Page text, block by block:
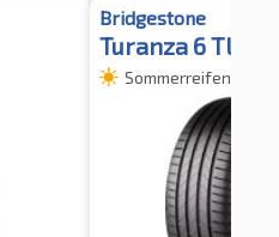
Bridgestone
Turanza 6 TL
Sommerreifen